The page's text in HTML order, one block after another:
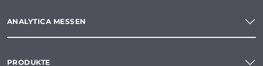
ANALYTICA MESSEN
PRODUKTE